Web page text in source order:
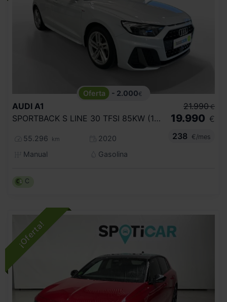
- 2.000€
AUDI A1
SPORTBACK S LINE 30 TFSI 85KW (116CV)
55.296 km
2020
Manual
Gasolina
21.990 €
19.990 €
238
€/mes
C